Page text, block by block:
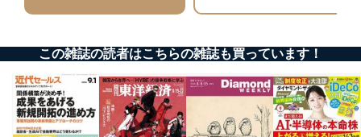
個人データを取り扱う機器等のオペレーティング
ソフトウェア等を導入し、自動更新 機能等の活用
情報システムの使用に伴う漏洩等の防止
メール等により個人データの含まれるファイルを
送信する場合に、当該ファイルへのパスワードを
この雑誌の読者はこちらの雑誌も買っています！